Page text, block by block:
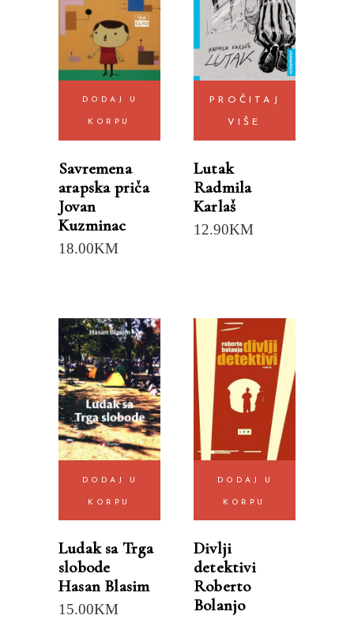
DODAJ U
KORPU
Savremena
arapska priča
Jovan
Kuzminac
18.00KM
PROČITAJ
VIŠE
Lutak
Radmila
Karlaš
12.90KM
DODAJ U
KORPU
Ludak sa Trga
slobode
Hasan Blasim
15.00KM
DODAJ U
KORPU
Divlji
detektivi
Roberto
Bolanjo